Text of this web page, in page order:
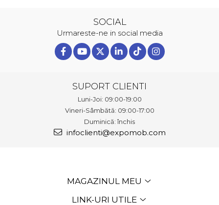
SOCIAL
Urmareste-ne in social media
SUPORT CLIENTI
Luni-Joi: 09:00-19:00
Vineri-Sâmbătă: 09:00-17:00
Duminică: închis
infoclienti@expomob.com
MAGAZINUL MEU
LINK-URI UTILE